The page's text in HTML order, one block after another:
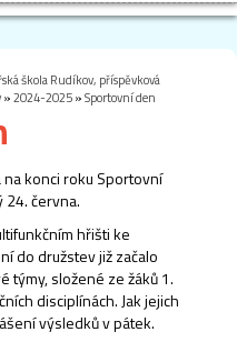
škola Rudíkov, příspěvková
»2024-2025»Sportovní den
na konci roku Sportovní
června.
hřišti ke
do družstev již začalo
týmy, složené ze žáků 1.
disciplínách. Jak jejich
výsledků v pátek.